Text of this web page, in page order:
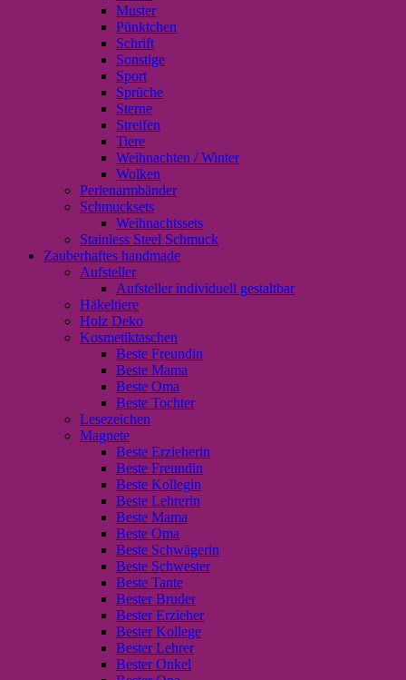
Muster
Pünktchen
Schrift
Sonstige
Sport
Sprüche
Sterne
Streifen
Tiere
Weihnachten / Winter
Wolken
Perlenarmbänder
Schmucksets
Weihnachtssets
Stainless Steel Schmuck
Zauberhaftes handmade
Aufsteller
Aufsteller individuell gestaltbar
Häkeltiere
Holz Deko
Kosmetiktaschen
Beste Freundin
Beste Mama
Beste Oma
Beste Tochter
Lesezeichen
Magnete
Beste Erzieherin
Beste Freundin
Beste Kollegin
Beste Lehrerin
Beste Mama
Beste Oma
Beste Schwägerin
Beste Schwester
Beste Tante
Bester Bruder
Bester Erzieher
Bester Kollege
Bester Lehrer
Bester Onkel